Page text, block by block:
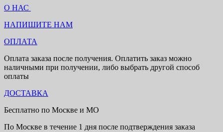
О НАС
НАПИШИТЕ НАМ
ОПЛАТА
Оплата заказа после получения. Оплатить заказ можно
наличными при получении, либо выбрать другой способ
оплаты
ДОСТАВКА
Бесплатно по Москве и МО
По Москве в течение 1 дня после подтверждения заказа